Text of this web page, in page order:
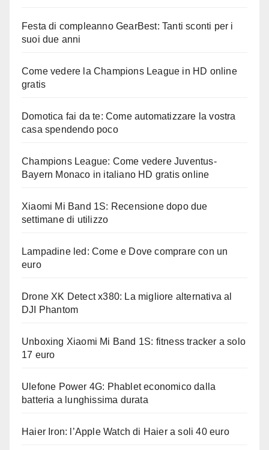
Festa di compleanno GearBest: Tanti sconti per i
suoi due anni
Come vedere la Champions League in HD online
gratis
Domotica fai da te: Come automatizzare la vostra
casa spendendo poco
Champions League: Come vedere Juventus-
Bayern Monaco in italiano HD gratis online
Xiaomi Mi Band 1S: Recensione dopo due
settimane di utilizzo
Lampadine led: Come e Dove comprare con un
euro
Drone XK Detect x380: La migliore alternativa al
DJI Phantom
Unboxing Xiaomi Mi Band 1S: fitness tracker a solo
17 euro
Ulefone Power 4G: Phablet economico dalla
batteria a lunghissima durata
Haier Iron: l’Apple Watch di Haier a soli 40 euro